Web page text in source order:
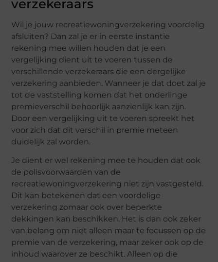
verzekeraars
Wil je jouw recreatiewoningverzekering voordelig
afsluiten? Dan zal je er in eerste instantie
rekening mee willen houden dat je een
vergelijking dient uit te voeren tussen de
verschillende verzekeraars die een dergelijke
verzekering aanbieden. Wanneer je dat doet zal je
tot de vaststelling komen dat het onderlinge
premieverschil behoorlijk aanzienlijk kan zijn.
Door een vergelijking uit te voeren spreekt het
voor zich dat dit verschil in premie meteen
duidelijk zal worden.
Je dient er wel rekening mee te houden dat ook
de polisvoorwaarden van de
recreatiewoningverzekering niet zijn vastgesteld.
Dit kan betekenen dat een voordelige
verzekering zomaar ook over beperkte
dekkingen kan beschikken. Het is dan ook zeker
van belang om niet alleen maar te focussen op de
premie van de verzekering, maar zeker ook op de
inhoud waarover ze beschikt. Alleen op die